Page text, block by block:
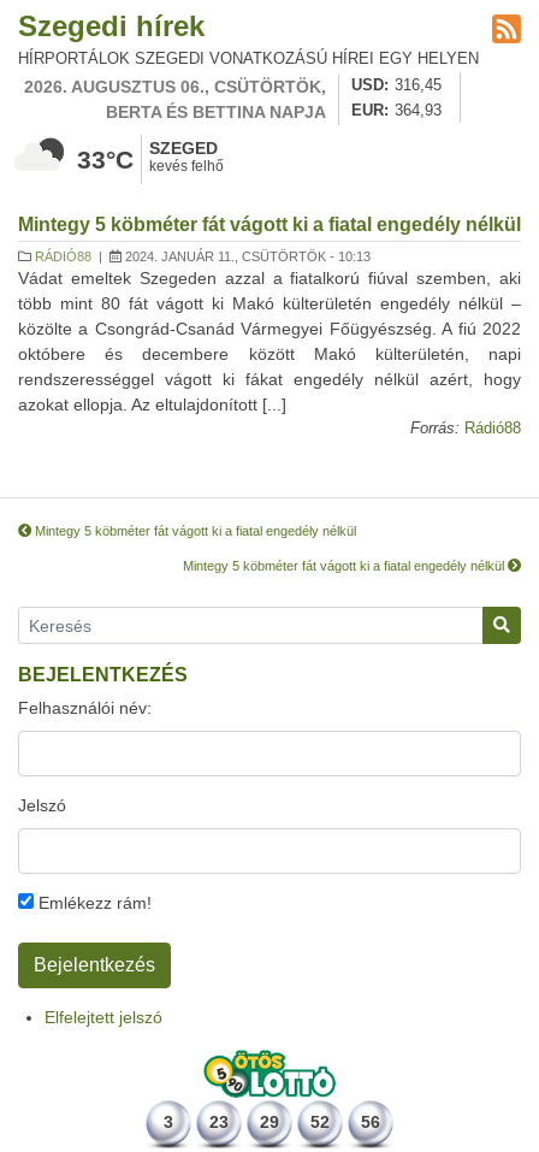
Szegedi hírek
HÍRPORTÁLOK SZEGEDI VONATKOZÁSÚ HÍREI EGY HELYEN
2026. AUGUSZTUS 06., CSÜTÖRTÖK,
BERTA ÉS BETTINA NAPJA
USD
316,45
EUR
364,93
33°C SZEGED
kevés felhő
Mintegy 5 köbméter fát vágott ki a fiatal engedély nélkül
RÁDIÓ88 | 2024. JANUÁR 11., CSÜTÖRTÖK - 10:13
Vádat emeltek Szegeden azzal a fiatalkorú fiúval szemben, aki
több mint 80 fát vágott ki Makó külterületén engedély nélkül –
közölte a Csongrád-Csanád Vármegyei Főügyészség. A fiú 2022
októbere és decembere között Makó külterületén, napi
rendszerességgel vágott ki fákat engedély nélkül azért, hogy
azokat ellopja. Az eltulajdonított [...]
Forrás: Rádió88
Mintegy 5 köbméter fát vágott ki a fiatal engedély nélkül
Mintegy 5 köbméter fát vágott ki a fiatal engedély nélkül
BEJELENTKEZÉS
Felhasználói név:
Jelszó
Emlékezz rám!
Elfelejtett jelszó
3 23 29 52 56